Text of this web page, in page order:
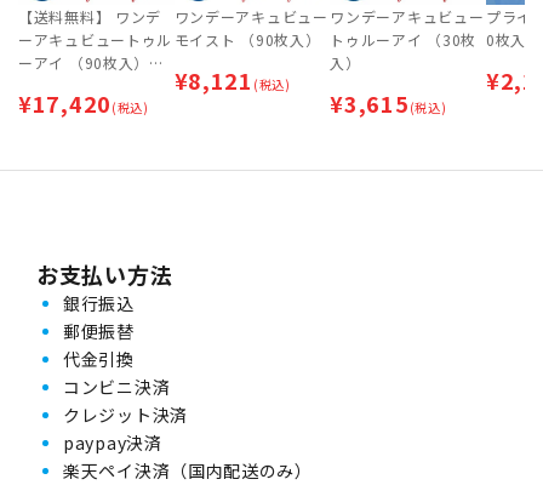
【送料無料】 ワンデ
ーアキュビュートゥル
ーアイ （90枚入）×2
¥17,420 (税込)
ワンデーアキュビュー
モイスト （90枚入）
¥8,121 (税込)
ワンデーアキュビュー
トゥルーアイ （30枚
入）
¥3,615 (税込)
プライ
0枚入）
¥
お支払い方法
銀行振込
郵便振替
代金引換
コンビニ決済
クレジット決済
paypay決済
楽天ペイ決済（国内配送のみ）